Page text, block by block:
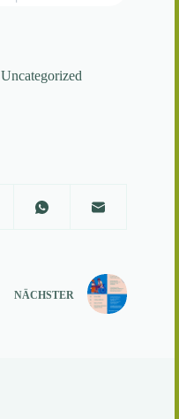
Uncategorized
NÄCHSTER